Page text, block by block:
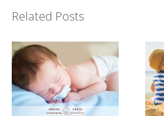
Related Posts
35th ESHRE